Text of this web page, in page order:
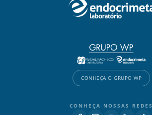
CONHEÇA O GRUPO WP
CONHEÇA NOSSAS REDES